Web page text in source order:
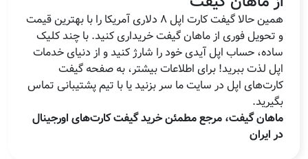
همین حالا گیفت کارت اپل 8 دلاری آمریکا را با بهترین قیمت
و تحویل فوری از ماهان گیفت خریداری کنید. با چند کلیک
ساده، حساب اپل آیدی خود را شارژ کنید و از دنیای خدمات
اپل لذت ببرید! برای اطلاعات بیشتر، به صفحه گیفت
کارت‌های اپل در سایت ما سر بزنید یا با تیم پشتیبانی تماس
بگیرید.
ماهان گیفت، مرجع مطمئن خرید گیفت کارت‌های اورجینال
در ایران